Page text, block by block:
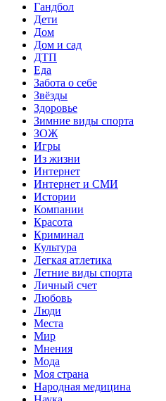
Гандбол
Дети
Дом
Дом и сад
ДТП
Еда
Забота о себе
Звёзды
Здоровье
Зимние виды спорта
ЗОЖ
Игры
Из жизни
Интернет
Интернет и СМИ
Истории
Компании
Красота
Криминал
Культура
Легкая атлетика
Летние виды спорта
Личный счет
Любовь
Люди
Места
Мир
Мнения
Мода
Моя страна
Народная медицина